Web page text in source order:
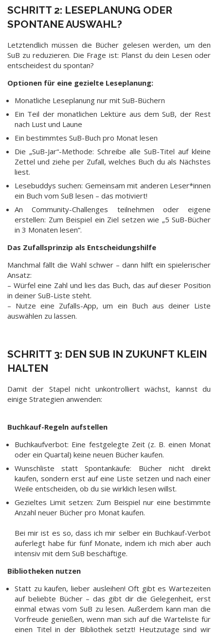
SCHRITT 2: LESEPLANUNG ODER
SPONTANE AUSWAHL?
Letztendlich müssen die Bücher gelesen werden, um den
SuB zu reduzieren. Die Frage ist: Planst du dein Lesen oder
entscheidest du spontan?
Optionen für eine gezielte Leseplanung:
Monatliche Leseplanung nur mit SuB-Büchern
Ein Teil der monatlichen Lektüre aus dem SuB, der Rest
nach Lust und Laune
Ein bestimmtes SuB-Buch pro Monat lesen
Die „SuB-Jar“-Methode: Schreibe alle SuB-Titel auf kleine
Zettel und ziehe per Zufall, welches Buch du als Nächstes
liest.
Lesebuddys suchen: Gemeinsam mit anderen Leser*innen
ein Buch vom SuB lesen – das motiviert!
An Community-Challenges teilnehmen oder eigene
erstellen: Zum Beispiel ein Ziel setzen wie „5 SuB-Bücher
in 3 Monaten lesen“.
Das Zufallsprinzip als Entscheidungshilfe
Manchmal fällt die Wahl schwer – dann hilft ein spielerischer
Ansatz:
– Würfel eine Zahl und lies das Buch, das auf dieser Position
in deiner SuB-Liste steht.
– Nutze eine Zufalls-App, um ein Buch aus deiner Liste
auswählen zu lassen.
SCHRITT 3: DEN SUB IN ZUKUNFT KLEIN
HALTEN
Damit der Stapel nicht unkontrolliert wächst, kannst du
einige Strategien anwenden:
Buchkauf-Regeln aufstellen
Buchkaufverbot: Eine festgelegte Zeit (z. B. einen Monat
oder ein Quartal) keine neuen Bücher kaufen.
Wunschliste statt Spontankäufe: Bücher nicht direkt
kaufen, sondern erst auf eine Liste setzen und nach einer
Weile entscheiden, ob du sie wirklich lesen willst.
Gezieltes Limit setzen: Zum Beispiel nur eine bestimmte
Anzahl neuer Bücher pro Monat kaufen.
Bei mir ist es so, dass ich mir selber ein Buchkauf-Verbot
auferlegt habe für fünf Monate, indem ich mich aber auch
intensiv mit dem SuB beschäftige.
Bibliotheken nutzen
Statt zu kaufen, lieber ausleihen! Oft gibt es Wartezeiten
auf beliebte Bücher – das gibt dir die Gelegenheit, erst
einmal etwas vom SuB zu lesen. Außerdem kann man die
Vorfreude genießen, wenn man sich auf die Warteliste für
einen Titel in der Bibliothek setzt! Heutzutage sind wir